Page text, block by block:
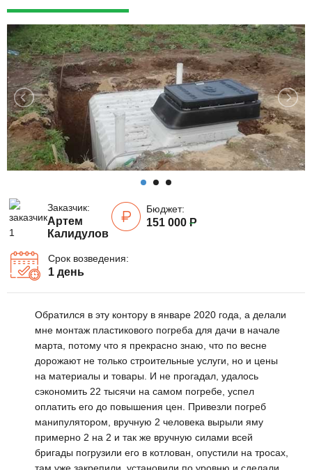
Заказчик:
Артем
Калидулов
Бюджет:
151 000 Р
Срок возведения:
1 день
Обратился в эту контору в январе 2020 года, а делали
мне монтаж пластикового погреба для дачи в начале
марта, потому что я прекрасно знаю, что по весне
дорожают не только строительные услуги, но и цены
на материалы и товары. И не прогадал, удалось
сэкономить 22 тысячи на самом погребе, успел
оплатить его до повышения цен. Привезли погреб
манипулятором, вручную 2 человека вырыли яму
примерно 2 на 2 и так же вручную силами всей
бригады погрузили его в котлован, опустили на тросах,